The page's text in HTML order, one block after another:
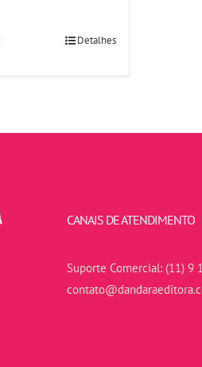
Detalhes
CANAIS DE ATENDIMENTO
Suporte Comercial: (11) 9